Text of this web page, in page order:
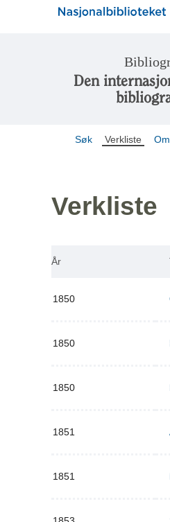
Den
Søk Verkliste
Verkliste
År
1850
1850
1850
1851
1851